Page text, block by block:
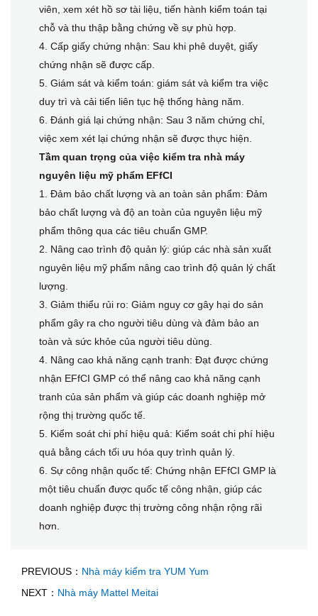
viên, xem xét hồ sơ tài liệu, tiến hành kiểm toán tại
chỗ và thu thập bằng chứng về sự phù hợp.
4. Cấp giấy chứng nhận: Sau khi phê duyệt, giấy
chứng nhận sẽ được cấp.
5. Giám sát và kiểm toán: giám sát và kiểm tra việc
duy trì và cải tiến liên tục hệ thống hàng năm.
6. Đánh giá lại chứng nhận: Sau 3 năm chứng chỉ,
việc xem xét lại chứng nhận sẽ được thực hiện.
Tầm quan trọng của việc kiểm tra nhà máy
nguyên liệu mỹ phẩm EFfCI
1. Đảm bảo chất lượng và an toàn sản phẩm: Đảm
bảo chất lượng và độ an toàn của nguyên liệu mỹ
phẩm thông qua các tiêu chuẩn GMP.
2. Nâng cao trình độ quản lý: giúp các nhà sản xuất
nguyên liệu mỹ phẩm nâng cao trình độ quản lý chất
lượng.
3. Giảm thiểu rủi ro: Giảm nguy cơ gây hại do sản
phẩm gây ra cho người tiêu dùng và đảm bảo an
toàn và sức khỏe của người tiêu dùng.
4. Nâng cao khả năng cạnh tranh: Đạt được chứng
nhận EFfCI GMP có thể nâng cao khả năng cạnh
tranh của sản phẩm và giúp các doanh nghiệp mở
rộng thị trường quốc tế.
5. Kiểm soát chi phí hiệu quả: Kiểm soát chi phí hiệu
quả bằng cách tối ưu hóa quy trình quản lý.
6. Sự công nhận quốc tế: Chứng nhận EFfCI GMP là
một tiêu chuẩn được quốc tế công nhận, giúp các
doanh nghiệp được thị trường công nhận rộng rãi
hơn.
PREVIOUS： Nhà máy kiểm tra YUM Yum
NEXT： Nhà máy Mattel Meitai